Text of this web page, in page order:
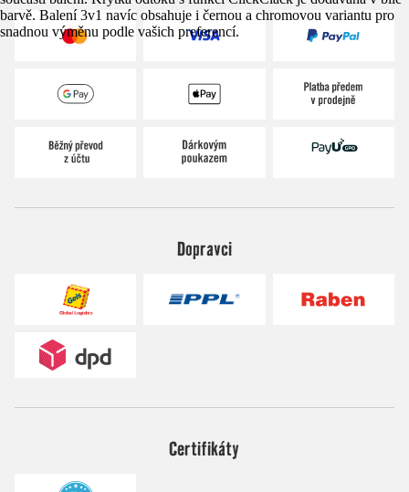
barvě. Balení 3v1 navíc obsahuje i černou a chromovou variantu pro
snadnou výměnu podle vašich preferencí.
Dopravci
Certifikáty